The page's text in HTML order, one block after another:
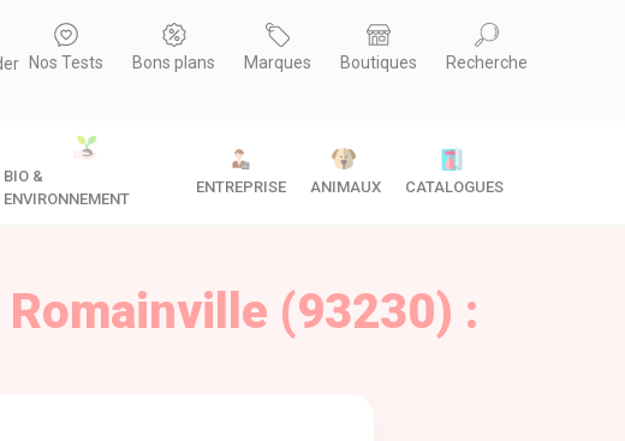
Nos Tests Bons plans Marques Boutiques Recherche
BIO &
ENVIRONNEMENT
ENTREPRISE ANIMAUX CATALOGUES
Romainville (93230) :